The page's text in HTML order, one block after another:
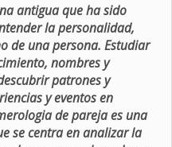
antigua que ha sido
la personalidad,
de una persona. Estudiar
nombres y
patrones y
y eventos en
de pareja es una
se centra en analizar la